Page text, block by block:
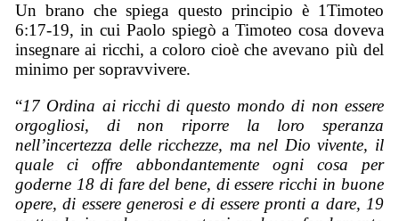
Un brano che spiega questo principio è 1Timoteo
6:17-19, in cui Paolo spiegò a Timoteo cosa doveva
insegnare ai ricchi, a coloro cioè che avevano più del
minimo per sopravvivere.
“17 Ordina ai ricchi di questo mondo di non essere
orgogliosi, di non riporre la loro speranza
nell’incertezza delle ricchezze, ma nel Dio vivente, il
quale ci offre abbondantemente ogni cosa per
goderne 18 di fare del bene, di essere ricchi in buone
opere, di essere generosi e di essere pronti a dare, 19